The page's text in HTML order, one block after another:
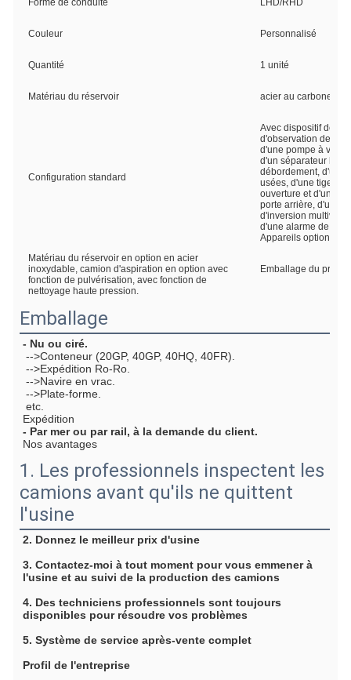
Forme de conduite LHD/RHD
Couleur Personnalisé
Quantité 1 unité
Matériau du réservoir acier au carbone de
Configuration standard
Avec dispositif de
d'observation des
d'une pompe à vide,
d'un séparateur
débordement, d'un
usées, d'une tige de
ouverture et d'une
porte arrière, d'un
d'inversion
d'une alarme de
Appareils optionnels
Matériau du réservoir en option en acier
inoxydable, camion d'aspiration en option avec
fonction de pulvérisation, avec fonction de
nettoyage haute pression.
Emballage du produit
Emballage
- Nu ou ciré.
-->Conteneur (20GP, 40GP, 40HQ, 40FR).
-->Expédition Ro-Ro.
-->Navire en vrac.
-->Plate-forme.
etc.
Expédition
- Par mer ou par rail, à la demande du client.
Nos avantages
1. Les professionnels inspectent les
camions avant qu'ils ne quittent
l'usine
2. Donnez le meilleur prix d'usine
3. Contactez-moi à tout moment pour vous emmener à
l'usine et au suivi de la production des camions
4. Des techniciens professionnels sont toujours
disponibles pour résoudre vos problèmes
5. Système de service après-vente complet
Profil de l'entreprise